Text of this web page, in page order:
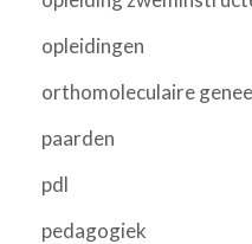
opleidingen
orthomoleculaire
paarden
pdl
pedagogiek